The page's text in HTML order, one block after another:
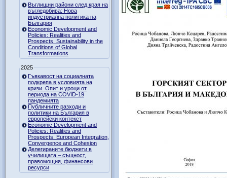
Въглищни райони след края на
въгледобива: Нова
индустриална политика на
България
Economic Development and
Policies: Realities and
Prospects. Sustainability in the
Conditions of Global
Transformations
2025
Гъвкавост на социалната
подкрепа в условията на
кризи. Опит и уроци от
периода на COVID-19
пандемията
Публичните разходи и
политики на България в
европейски контекст
Economic Development and
Policies: Realities and
Prospects. European Integration,
Convergence and Cohesion
Делегираните бюджети в
училищата – същност,
правомощия, финансови
ресурси